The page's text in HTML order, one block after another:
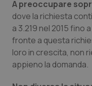
Provincia
Puglia
Sardegna
Ipertensione &
Malattie rare
Malattia di
A preoccupare
dove la richiesta
a 3.219 nel 2015 fino
fronte a questa
loro in crescita, non
appieno la domanda.